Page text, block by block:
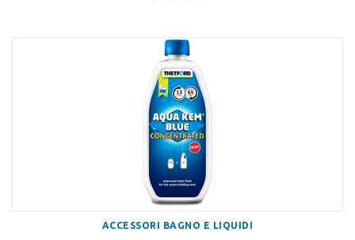
ACCESSORI BAGNO E LIQUIDI